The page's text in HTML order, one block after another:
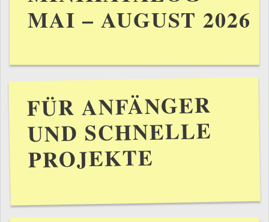
MAI – AUGUST 2026
FÜR ANFÄNGER
UND SCHNELLE
PROJEKTE